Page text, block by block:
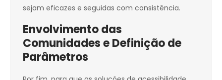
sejam eficazes e seguidas com consistência.
Envolvimento das
Comunidades e Definição de
Parâmetros